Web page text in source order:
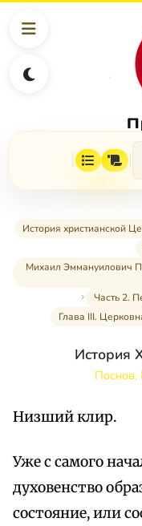
История христианской
Михаил Эммануилович
Часть 2.
Глава III.
История
Низший клир.
Уже с самого
духовенство
состояние, или